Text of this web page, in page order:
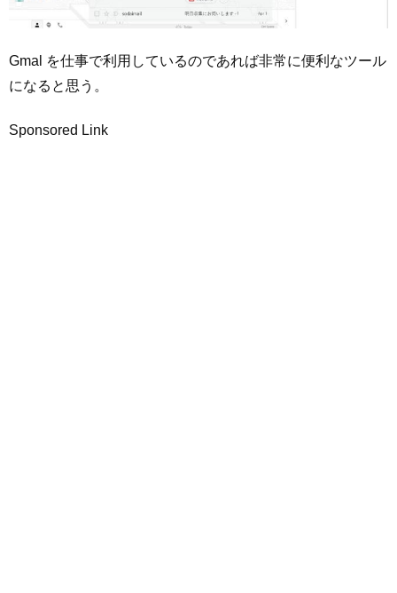
Gmal を仕事で利用しているのであれば非常に便利なツール
になると思う。
Sponsored Link